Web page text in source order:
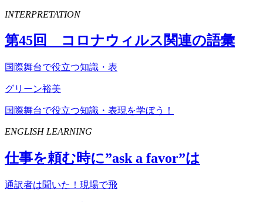
INTERPRETATION
第45回 コロナウィルス関連の語彙
国際舞台で役立つ知識・表
グリーン裕美
国際舞台で役立つ知識・表現を学ぼう！
ENGLISH LEARNING
仕事を頼む時に”ask a favor”は
通訳者は聞いた！現場で飛